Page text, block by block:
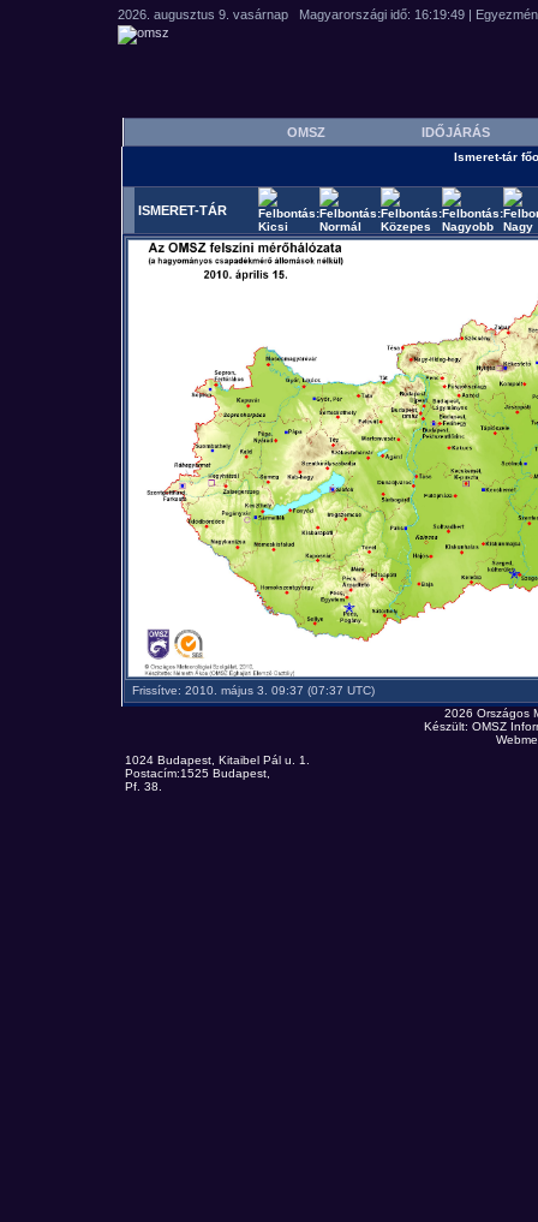
OMSZ IDŐJÁRÁS
Ismeret-tár
ISMERET-TÁR
Frissítve: 2010. május 3. 09:37 (07:37 UTC)
2026
Készült: OMSZ
1024 Budapest, Kitaibel Pál u. 1.
Postacím:1525 Budapest,
Pf. 38.